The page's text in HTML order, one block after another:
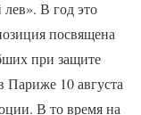
В год это
посвящена
при защите
Париже 10 августа
В то время на